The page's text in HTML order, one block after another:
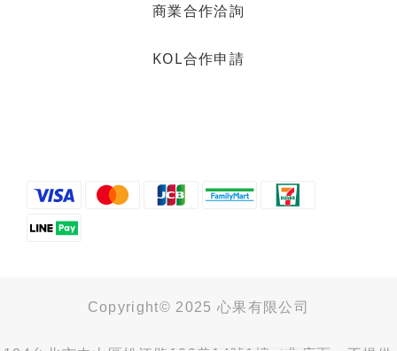
商業合作洽詢
KOL合作申請
Copyright© 2025 心果有限公司